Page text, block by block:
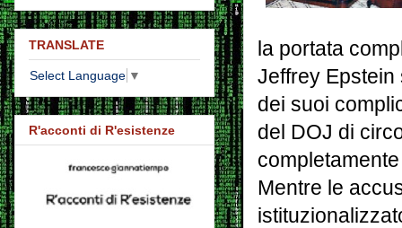
la portata
Jeffrey Epstein
dei suoi
del DOJ di
Mentre le
TRANSLATE
Select Language ▼
R'acconti di R'esistenze